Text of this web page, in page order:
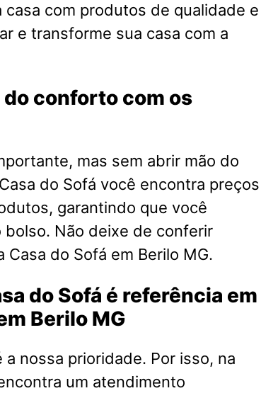
com produtos de qualidade e
e transforme sua casa com a
conforto com os
mas sem abrir mão do
do Sofá você encontra preços
garantindo que você
Não deixe de conferir
do Sofá em Berilo MG.
do Sofá é referência em
Berilo MG
nossa prioridade. Por isso, na
um atendimento